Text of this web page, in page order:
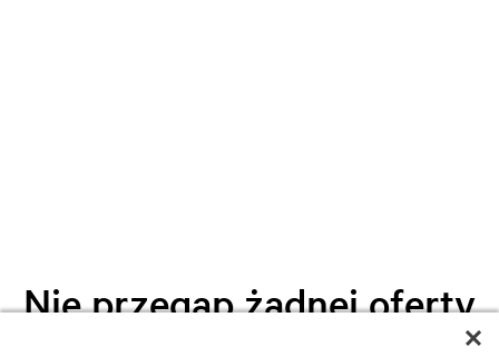
Nie przegap żadnej oferty